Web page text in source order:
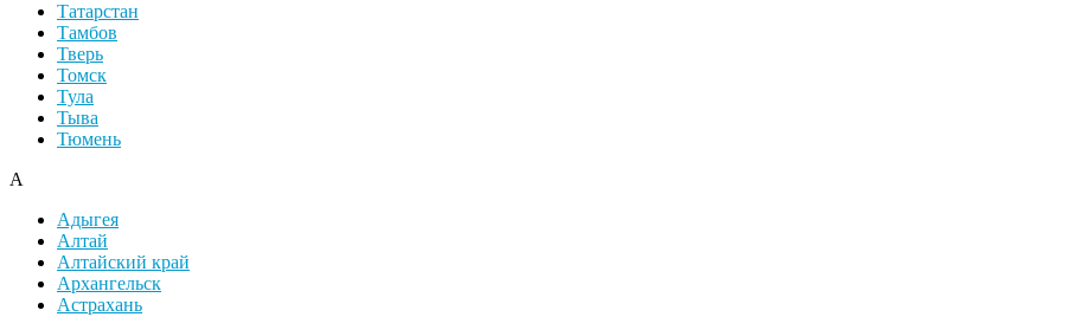
Татарстан
Тамбов
Тверь
Томск
Тула
Тыва
Тюмень
А
Адыгея
Алтай
Алтайский край
Архангельск
Астрахань